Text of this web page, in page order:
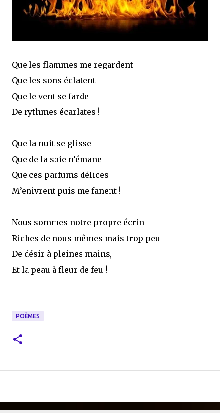
Que les flammes me regardent
Que les sons éclatent
Que le vent se farde
De rythmes écarlates !
Que la nuit se glisse
Que de la soie n’émane
Que ces parfums délices
M’enivrent puis me fanent !
Nous sommes notre propre écrin
Riches de nous mêmes mais trop peu
De désir à pleines mains,
Et la peau à fleur de feu !
POÈMES